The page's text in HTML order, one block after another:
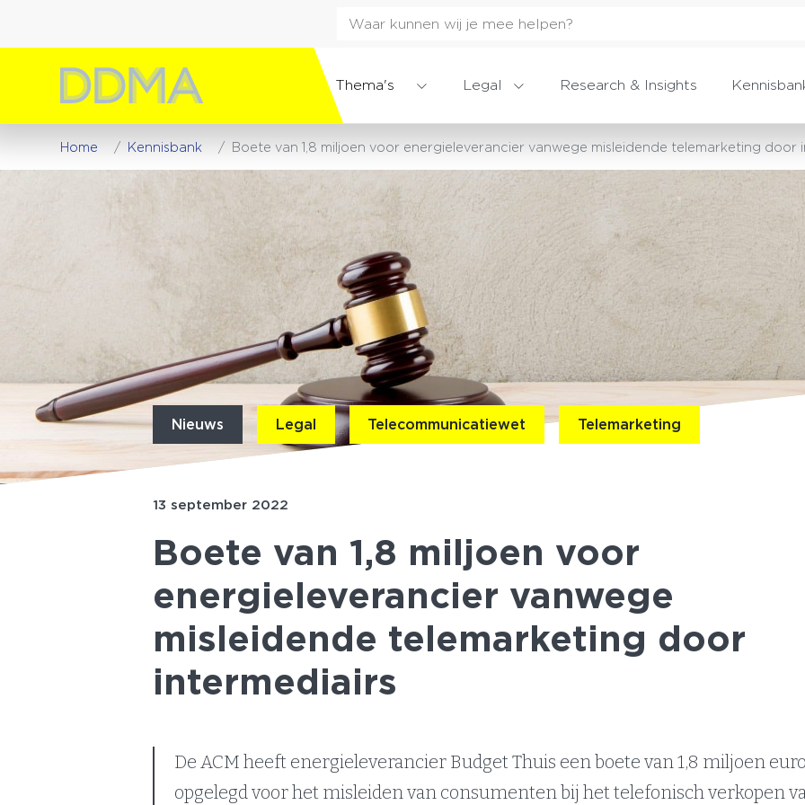
Thema's Legal Research & Insights
Home Kennisbank Boete van 1,8 miljoen voor energieleverancier vanwege misleidende telemarketing door
Nieuws Legal Telecommunicatiewet Telemarketing
13 september 2022
Boete van 1,8 miljoen voor
energieleverancier vanwege
misleidende telemarketing door
intermediairs
De ACM heeft energieleverancier Budget Thuis een boete van 1,8 miljoen
opgelegd voor het misleiden van consumenten bij het telefonisch verkopen